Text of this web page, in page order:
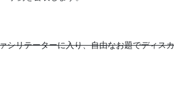
シリテーターに入り、自由なお題でディス